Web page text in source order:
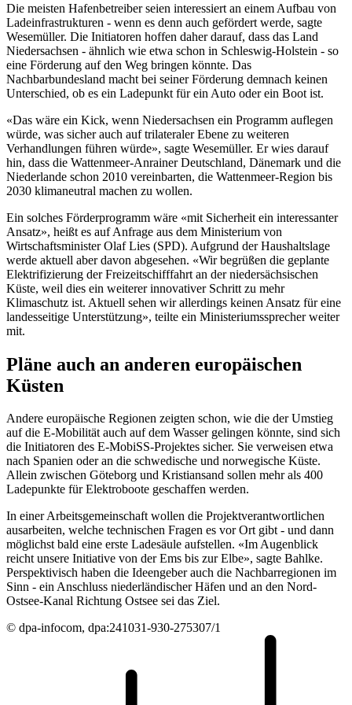
Die meisten Hafenbetreiber seien interessiert an einem Aufbau von
Ladeinfrastrukturen - wenn es denn auch gefördert werde, sagte
Wesemüller. Die Initiatoren hoffen daher darauf, dass das Land
Niedersachsen - ähnlich wie etwa schon in Schleswig-Holstein - so
eine Förderung auf den Weg bringen könnte. Das
Nachbarbundesland macht bei seiner Förderung demnach keinen
Unterschied, ob es ein Ladepunkt für ein Auto oder ein Boot ist.
«Das wäre ein Kick, wenn Niedersachsen ein Programm auflegen
würde, was sicher auch auf trilateraler Ebene zu weiteren
Verhandlungen führen würde», sagte Wesemüller. Er wies darauf
hin, dass die Wattenmeer-Anrainer Deutschland, Dänemark und die
Niederlande schon 2010 vereinbarten, die Wattenmeer-Region bis
2030 klimaneutral machen zu wollen.
Ein solches Förderprogramm wäre «mit Sicherheit ein interessanter
Ansatz», heißt es auf Anfrage aus dem Ministerium von
Wirtschaftsminister Olaf Lies (SPD). Aufgrund der Haushaltslage
werde aktuell aber davon abgesehen. «Wir begrüßen die geplante
Elektrifizierung der Freizeitschifffahrt an der niedersächsischen
Küste, weil dies ein weiterer innovativer Schritt zu mehr
Klimaschutz ist. Aktuell sehen wir allerdings keinen Ansatz für eine
landesseitige Unterstützung», teilte ein Ministeriumssprecher weiter
mit.
Pläne auch an anderen europäischen
Küsten
Andere europäische Regionen zeigten schon, wie die der Umstieg
auf die E-Mobilität auch auf dem Wasser gelingen könnte, sind sich
die Initiatoren des E-MobiSS-Projektes sicher. Sie verweisen etwa
nach Spanien oder an die schwedische und norwegische Küste.
Allein zwischen Göteborg und Kristiansand sollen mehr als 400
Ladepunkte für Elektroboote geschaffen werden.
In einer Arbeitsgemeinschaft wollen die Projektverantwortlichen
ausarbeiten, welche technischen Fragen es vor Ort gibt - und dann
möglichst bald eine erste Ladesäule aufstellen. «Im Augenblick
reicht unsere Initiative von der Ems bis zur Elbe», sagte Bahlke.
Perspektivisch haben die Ideengeber auch die Nachbarregionen im
Sinn - ein Anschluss niederländischer Häfen und an den Nord-
Ostsee-Kanal Richtung Ostsee sei das Ziel.
© dpa-infocom, dpa:241031-930-275307/1